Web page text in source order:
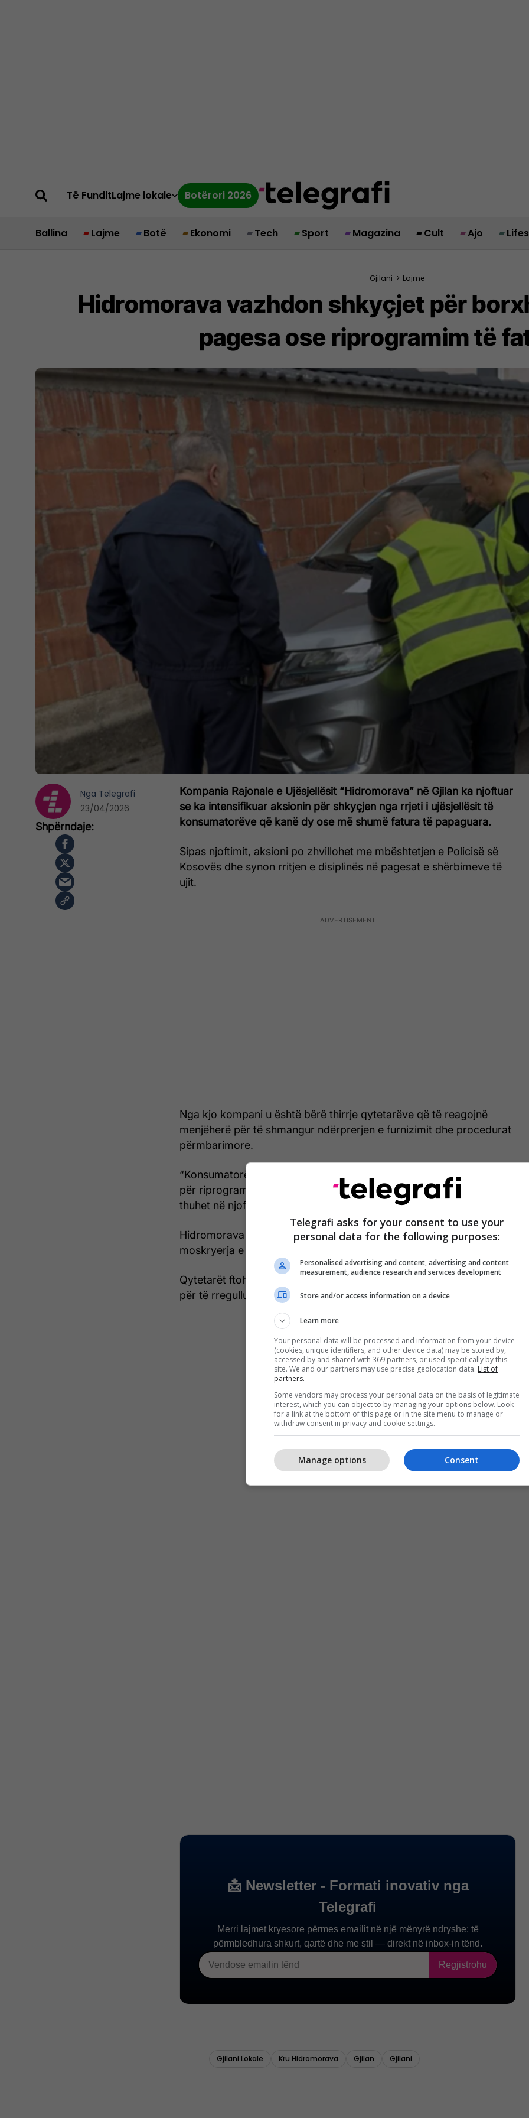
Të FunditLajme lokale Botërori 2026
Ballina Lajme Botë Ekonomi Tech Sport Magazina Cult Ajo
Gjilani > Lajme
Hidromorava vazhdon shkyçjet për
pagesa ose riprogramim të
Kompania Rajonale e Ujësjellësit “Hidromorava” në Gjilan ka njoftuar
se ka intensifikuar aksionin për shkyçjen nga rrjeti i ujësjellësit të
konsumatorëve që kanë dy ose më shumë fatura të papaguara.
Sipas njoftimit, aksioni po zhvillohet me mbështetjen e Policisë së
Kosovës dhe synon rritjen e disiplinës në pagesat e shërbimeve të
ujit.
Nga kjo kompani u është bërë thirrje qytetarëve që të reagojnë
menjëherë për të shmangur ndërprerjen e furnizimit dhe procedurat
përmbarimore.
“Konsumatorët që paguajnë borxhin ose nënshkruajnë marrëveshje
për riprogramim shmangin shkyçjen dhe procedurat përmbarimore”,
thuhet në njoftim.
Hidromorava thekson se pagesa e ujit është obligim ligjor dhe
moskryerja e saj sjell pasoja të drejtpërdrejta për konsumatorët.
Qytetarët ftohen që të paraqiten sa më parë në zyrat e kompanisë
për të rregulluar obligimet e tyre financiare. /Telegrafi/
Nga Telegrafi
23/04/2026
Telegrafi asks for your consent to use your
personal data for the following purposes:
Personalised advertising and content, advertising and content
measurement, audience research and services development
Store and/or access information on a device
Learn more
Your personal data will be processed and information from your device
(cookies, unique identifiers, and other device data) may be stored by,
accessed by and shared with 369 partners, or used specifically by this
site. We and our partners may use precise geolocation data. List of
partners.
Some vendors may process your personal data on the basis of legitimate
interest, which you can object to by managing your options below. Look
for a link at the bottom of this page or in the site menu to manage or
withdraw consent in privacy and cookie settings.
Consent
Manage options